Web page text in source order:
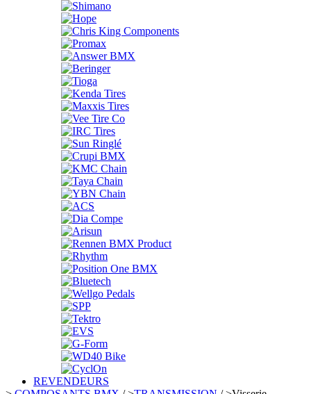
REVENDEURS